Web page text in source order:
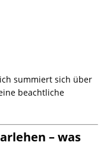
summiert sich über
beachtliche
– was